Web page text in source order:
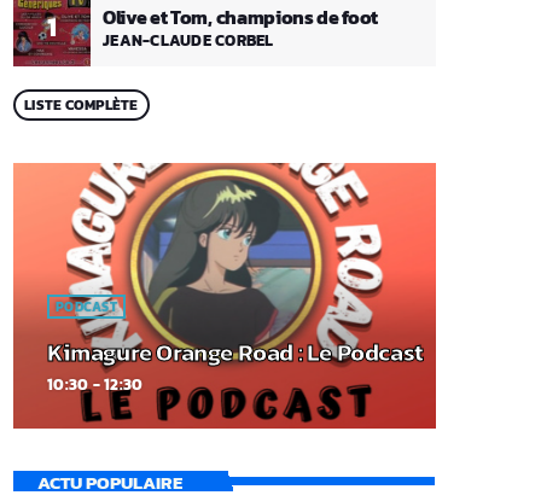
1 Olive et Tom, champions de foot
JEAN-CLAUDE CORBEL
LISTE COMPLÈTE
PODCAST
Kimagure Orange Road : Le Podcast
10:30 - 12:30
ACTU POPULAIRE